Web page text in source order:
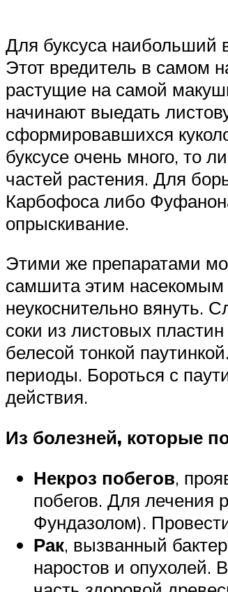
Для буксуса наибольший
Этот вредитель в самом
растущие на самой
начинают выедать
сформировавшихся
буксусе очень много, то
частей растения. Для
Карбофоса либо
опрыскивание.
Этими же препаратами
самшита этим насекомым
неукоснительно вянуть.
соки из листовых
белесой тонкой
периоды. Бороться с
действия.
Из болезней, которые
Некроз побегов,
побегов. Для лечения
Фундазолом).
Рак, вызванный
наростов и опухолей.